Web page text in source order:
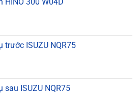
trước ISUZU NQR75
sau ISUZU NQR75